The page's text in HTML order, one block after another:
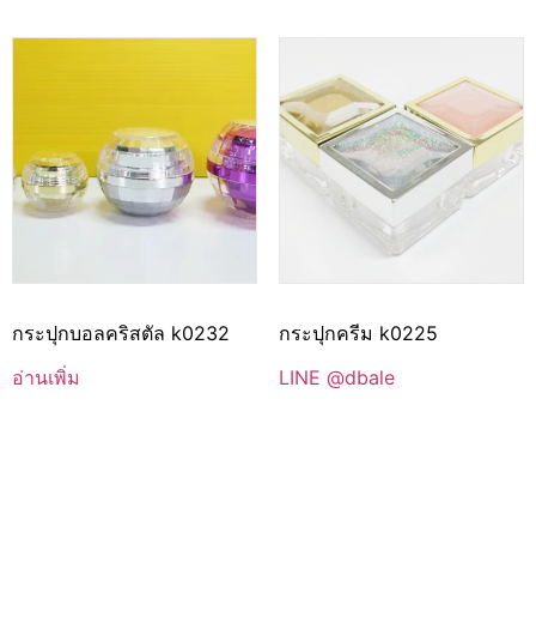
กระปุกบอลคริสตัล k0232
อ่านเพิ่ม
กระปุกครีม k0225
LINE @dbale